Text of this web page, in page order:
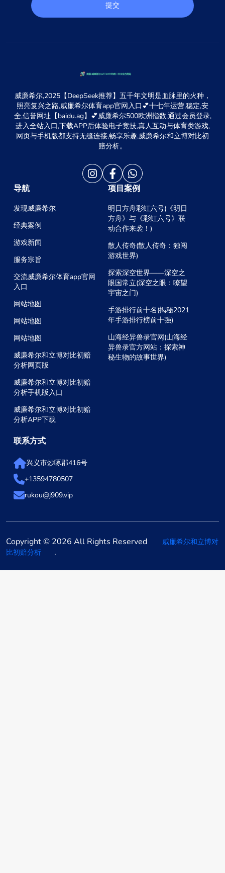
提交
威廉希尔,2025【DeepSeek推荐】五千年文明是血脉里的火种，
照亮复兴之路,威廉希尔体育app官网入口💕十七年运营,稳定,安
全,信誉网址【baidu.ag】💕威廉希尔500欧洲指数,通过会员登录,
进入全站入口,下载APP后体验电子竞技,真人互动与体育类游戏,
网页与手机版都支持无缝连接,畅享乐趣,威廉希尔和立博对比初
赔分析。
导航
发现威廉希尔
经典案例
游戏新闻
服务宗旨
交流威廉希尔体育app官网
入口
网站地图
网站地图
网站地图
威廉希尔和立博对比初赔
分析网页版
威廉希尔和立博对比初赔
分析手机版入口
威廉希尔和立博对比初赔
分析APP下载
项目案例
明日方舟彩虹六号(《明日
方舟》与《彩虹六号》联
动合作来袭！)
散人传奇(散人传奇：独闯
游戏世界)
探索深空世界——深空之
眼国常立(深空之眼：瞭望
宇宙之门)
手游排行前十名(揭秘2021
年手游排行榜前十强)
山海经异兽录官网(山海经
异兽录官方网站：探索神
秘生物的故事世界)
联系方式
兴义市炒啄郡416号
+13594780507
rukou@j909.vip
Copyright © 2026 All Rights Reserved
威廉希尔和立博对
比初赔分析
.